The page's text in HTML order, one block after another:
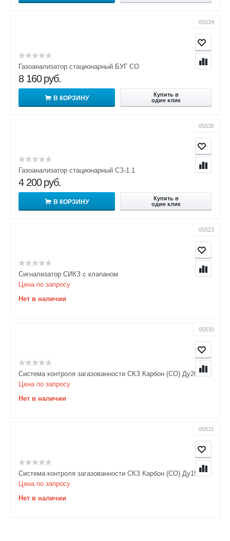
05534
Газоанализатор стационарный БУГ СО
8 160 руб.
В КОРЗИНУ
Купить в
один клик
05536
Газоанализатор стационарный СЗ-1.1
4 200 руб.
В КОРЗИНУ
Купить в
один клик
05523
Сигнализатор СИКЗ с клапаном
Цена по запросу
Нет в наличии
05530
Система контроля загазованности СКЗ Карбон (СО) Ду20
Цена по запросу
Нет в наличии
05531
Система контроля загазованности СКЗ Карбон (СО) Ду15
Цена по запросу
Нет в наличии